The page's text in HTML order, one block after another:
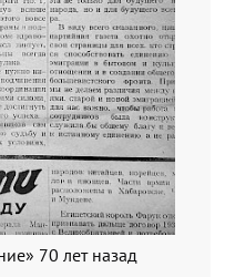
70 лет назад